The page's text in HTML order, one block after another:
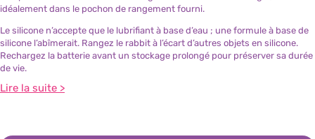
idéalement dans le pochon de rangement fourni.
Le silicone n’accepte que le lubrifiant à base d’eau ; une formule à base de
silicone l’abîmerait. Rangez le rabbit à l’écart d’autres objets en silicone.
Rechargez la batterie avant un stockage prolongé pour préserver sa durée
de vie.
Lire la suite >